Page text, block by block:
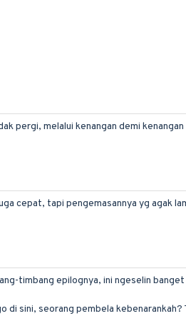
pergi, melalui kenangan demi
cepat, tapi pengemasannya yg agak
timbang epilognya, ini ngeselin
di sini, seorang pembela